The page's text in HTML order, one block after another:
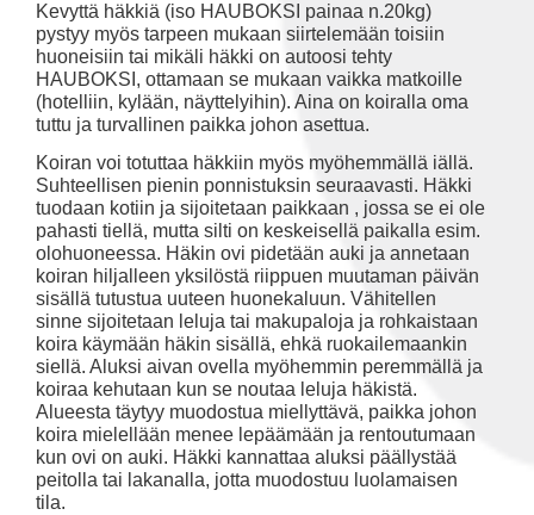
Kevyttä häkkiä (iso HAUBOKSI painaa n.20kg)
pystyy myös tarpeen mukaan siirtelemään toisiin
huoneisiin tai mikäli häkki on autoosi tehty
HAUBOKSI, ottamaan se mukaan vaikka matkoille
(hotelliin, kylään, näyttelyihin). Aina on koiralla oma
tuttu ja turvallinen paikka johon asettua.
Koiran voi totuttaa häkkiin myös myöhemmällä iällä.
Suhteellisen pienin ponnistuksin seuraavasti. Häkki
tuodaan kotiin ja sijoitetaan paikkaan , jossa se ei ole
pahasti tiellä, mutta silti on keskeisellä paikalla esim.
olohuoneessa. Häkin ovi pidetään auki ja annetaan
koiran hiljalleen yksilöstä riippuen muutaman päivän
sisällä tutustua uuteen huonekaluun. Vähitellen
sinne sijoitetaan leluja tai makupaloja ja rohkaistaan
koira käymään häkin sisällä, ehkä ruokailemaankin
siellä. Aluksi aivan ovella myöhemmin peremmällä ja
koiraa kehutaan kun se noutaa leluja häkistä.
Alueesta täytyy muodostua miellyttävä, paikka johon
koira mielellään menee lepäämään ja rentoutumaan
kun ovi on auki. Häkki kannattaa aluksi päällystää
peitolla tai lakanalla, jotta muodostuu luolamaisen
tila.